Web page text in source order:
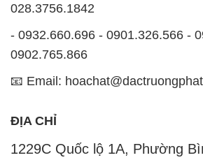
028.3756.1842
- 0932.660.696 - 0901.326.566 -
0902.765.866
📧 Email:
ĐỊA CHỈ
1229C Quốc lộ 1A, Phường